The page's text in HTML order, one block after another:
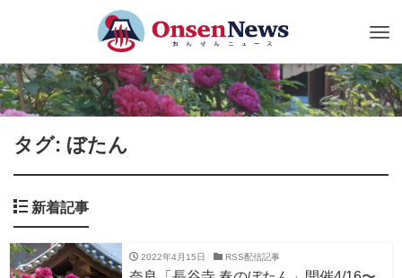
タグ: ぼたん
新着記事
2022年4月15日 RSS配信記事